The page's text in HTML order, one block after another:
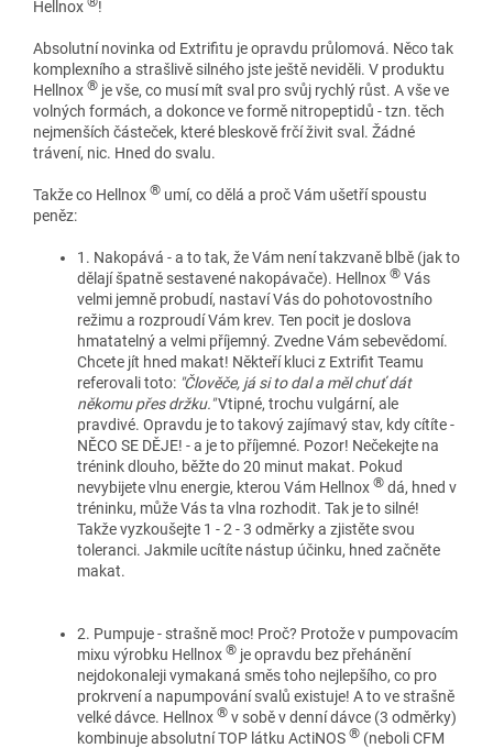
Hellnox !
Absolutní novinka od Extrifitu je opravdu průlomová. Něco tak
komplexního a strašlivě silného jste ještě neviděli. V produktu
Hellnox ® je vše, co musí mít sval pro svůj rychlý růst. A vše ve
volných formách, a dokonce ve formě nitropeptidů - tzn. těch
nejmenších částeček, které bleskově frčí živit sval. Žádné
trávení, nic. Hned do svalu.
Takže co Hellnox ® umí, co dělá a proč Vám ušetří spoustu
peněz:
1. Nakopává - a to tak, že Vám není takzvaně blbě (jak to
dělají špatně sestavené nakopávače). Hellnox ® Vás
velmi jemně probudí, nastaví Vás do pohotovostního
režimu a rozproudí Vám krev. Ten pocit je doslova
hmatatelný a velmi příjemný. Zvedne Vám sebevědomí.
Chcete jít hned makat! Někteří kluci z Extrifit Teamu
referovali toto: "Člověče, já si to dal a měl chuť dát
někomu přes držku."Vtipné, trochu vulgární, ale
pravdivé. Opravdu je to takový zajímavý stav, kdy cítíte -
NĚCO SE DĚJE! - a je to příjemné. Pozor! Nečekejte na
trénink dlouho, běžte do 20 minut makat. Pokud
nevybijete vlnu energie, kterou Vám Hellnox ® dá, hned v
tréninku, může Vás ta vlna rozhodit. Tak je to silné!
Takže vyzkoušejte 1 - 2 - 3 odměrky a zjistěte svou
toleranci. Jakmile ucítíte nástup účinku, hned začněte
makat.
2. Pumpuje - strašně moc! Proč? Protože v pumpovacím
mixu výrobku Hellnox ® je opravdu bez přehánění
nejdokonaleji vymakaná směs toho nejlepšího, co pro
prokrvení a napumpování svalů existuje! A to ve strašně
velké dávce. Hellnox ® v sobě v denní dávce (3 odměrky)
kombinuje absolutní TOP látku ActiNOS ® (neboli CFM